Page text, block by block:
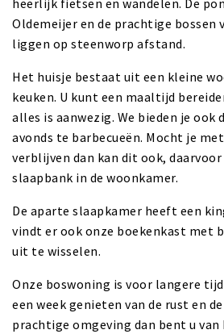
heerlijk fietsen en wandelen. De
Oldemeijer en de prachtige bossen
liggen op steenworp afstand.
Het huisje bestaat uit een kleine
keuken. U kunt een maaltijd
alles is aanwezig. We bieden je ook
avonds te barbecueën. Mocht je
verblijven dan kan dit ook,
slaapbank in de woonkamer.
De aparte slaapkamer heeft een
vindt er ook onze boekenkast met
uit te wisselen.
Onze boswoning is voor langere
een week genieten van de rust en
prachtige omgeving dan bent u